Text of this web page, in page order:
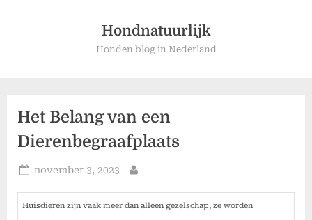
Hondnatuurlijk
Honden blog in Nederland
Het Belang van een
Dierenbegraafplaats
Geplaatst
november 3, 2023
Huisdieren zijn vaak meer dan alleen gezelschap; ze worden